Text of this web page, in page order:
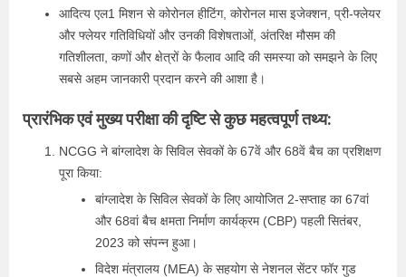
आदित्य एल1 मिशन से कोरोनल हीटिंग, कोरोनल मास इजेक्शन, प्री-फ्लेयर
और फ्लेयर गतिविधियों और उनकी विशेषताओं, अंतरिक्ष मौसम की
गतिशीलता, कणों और क्षेत्रों के फैलाव आदि की समस्या को समझने के लिए
सबसे अहम जानकारी प्रदान करने की आशा है।
प्रारंभिक एवं मुख्य परीक्षा की दृष्टि से कुछ महत्वपूर्ण तथ्य:
NCGG ने बांग्लादेश के सिविल सेवकों के 67वें और 68वें बैच का प्रशिक्षण
पूरा किया:
बांग्लादेश के सिविल सेवकों के लिए आयोजित 2-सप्ताह का 67वां
और 68वां बैच क्षमता निर्माण कार्यक्रम (CBP) पहली सितंबर,
2023 को संपन्न हुआ।
विदेश मंत्रालय (MEA) के सहयोग से नेशनल सेंटर फॉर गुड